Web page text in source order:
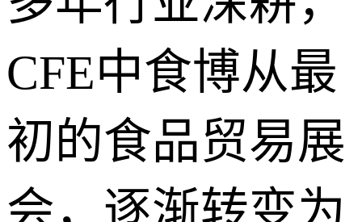
CFE中食博从最
初的食品贸易展
会，逐渐转变为